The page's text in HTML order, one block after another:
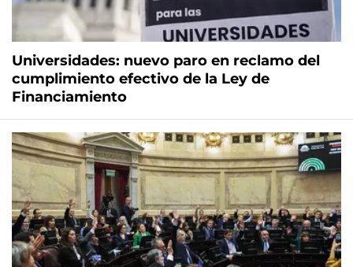
Universidades: nuevo paro en reclamo del
cumplimiento efectivo de la Ley de
Financiamiento